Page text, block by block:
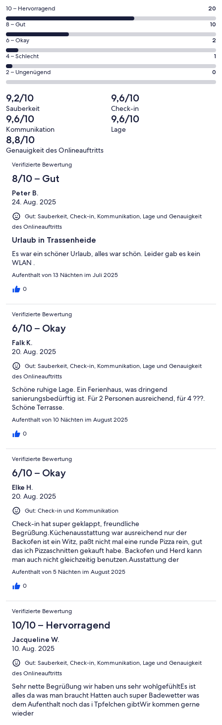
einem
neuen
Fenster
geöffnet
20
von
insgesamt
33
Gästebewertungen
haben
eine
Bewertung
von
10
-
Hervorragend
10 – Hervorragend 20
10
von
insgesamt
33
Gästebewertungen
haben
Bewertung
von
8
-
Gut
8 – Gut 10
2
von
insgesamt
33
Gästebewertungen
haben
eine
Bewertung
von
6
-
Okay
6 – Okay 2
1
von
insgesamt
Gästebewertungen
haben
eine
Bewertung
von
4
4 – Schlecht 1
0
von
insgesamt
33
Gästebewertungen
haben
eine
Bewertung
2 – Ungenügend 0
9,2/10
Sauberkeit
9,6/10
Check-in
9,6/10
Kommunikation
9,6/10
Lage
8,8/10
Genauigkeit des Onlineauftritts
Bewertungen
Verifizierte Bewertung
8/10 – Gut
Peter B.
24. Aug. 2025
Gut: Sauberkeit, Check-in, Kommunikation, Lage und Genauigkeit
des Onlineauftritts
Urlaub in Trassenheide
Es war ein schöner Urlaub, alles war schön. Leider gab es kein
WLAN .
Aufenthalt von 13 Nächten im Juli 2025
0
Verifizierte Bewertung
6/10 – Okay
Falk K.
20. Aug. 2025
Gut: Sauberkeit, Check-in, Kommunikation, Lage und Genauigkeit
des Onlineauftritts
Schöne ruhige Lage. Ein Ferienhaus, was dringend
sanierungsbedürftig ist. Für 2 Personen ausreichend, für 4 ???.
Schöne Terrasse.
Aufenthalt von 10 Nächten im August 2025
0
Verifizierte Bewertung
6/10 – Okay
Elke H.
20. Aug. 2025
Gut: Check-in und Kommunikation
Check-in hat super geklappt, freundliche
Begrüßung.Küchenausstattung war ausreichend nur der
Backofen ist ein Witz, paßt nicht mal eine runde Pizza rein, gut
das ich Pizzaschnitten gekauft habe. Backofen und Herd kann
man auch nicht gleichzeitig benutzen.Ausstattung der
Wohnung ist auch sehr einfach, bei schlechten Wetter bei einer
Belegung von 2 Erwachsenen und 2 Kindern, will ich mir nicht
vorstellen, ist meiner Meinung nach zu klein.
Aufenthalt von 5 Nächten im August 2025
0
Verifizierte Bewertung
10/10 – Hervorragend
Jacqueline W.
10. Aug. 2025
Gut: Sauberkeit, Check-in, Kommunikation, Lage und Genauigkeit
des Onlineauftritts
Sehr nette Begrüßung wir haben uns sehr wohlgefühltEs ist
alles da was man braucht Hatten auch super Badewetter was
dem Aufenthalt noch das i Tpfelchen gibtWir kommen gerne
wieder